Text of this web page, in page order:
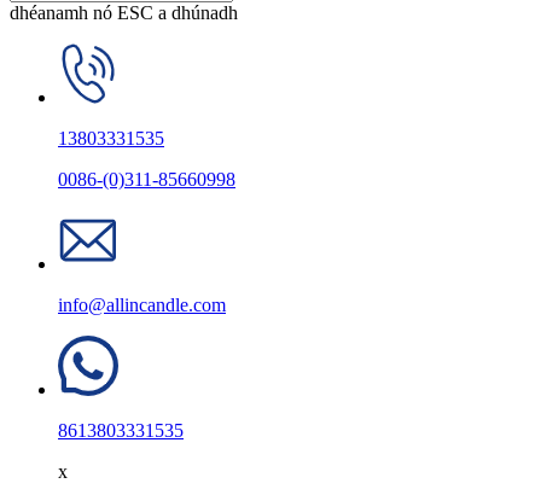
dhéanamh nó ESC a dhúnadh
13803331535
0086-(0)311-85660998
info@allincandle.com
8613803331535
x